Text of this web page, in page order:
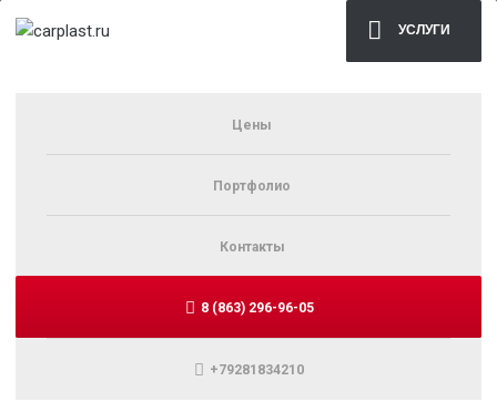
УСЛУГИ
Цены
Портфолио
Контакты
8 (863) 296-96-05
+79281834210